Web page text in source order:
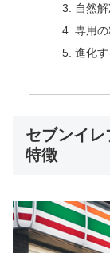
自然
専用
進化
セブンイレ
特徴